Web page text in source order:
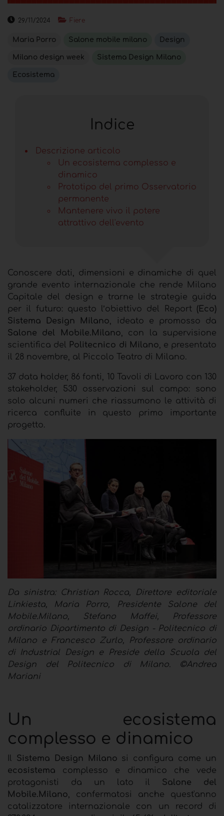
29/11/2024 Fiere
Maria Porro Salone mobile milano Design
Milano design week Sistema Design Milano
Ecosistema
Indice
Descrizione articolo
Un ecosistema complesso e
dinamico
Prototipo del primo Osservatorio
permanente
Mantenere vivo il potere
attrattivo dell'evento
Conoscere dati, dimensioni e dinamiche di quel
grande evento internazionale che rende Milano
Capitale del design e trarne le strategie guida
per il futuro: questo l’obiettivo del Report (Eco)
Sistema Design Milano, ideato e promosso da
Salone del Mobile.Milano, con la supervisione
scientifica del Politecnico di Milano, e presentato
il 28 novembre, al Piccolo Teatro di Milano.
37 data holder, 86 fonti, 10 Tavoli di Lavoro con 130
stakeholder, 530 osservazioni sul campo: sono
solo alcuni numeri che riassumono le attività di
ricerca confluite in questo primo importante
progetto.
Da sinistra: Christian Rocca, Direttore editoriale
Linkiesta, Maria Porro, Presidente Salone del
Mobile.Milano, Stefano Maffei, Professore
ordinario Dipartimento di Design - Politecnico di
Milano e Francesco Zurlo, Professore ordinario
di Industrial Design e Preside della Scuola del
Design del Politecnico di Milano. ©Andrea
Mariani
Un ecosistema
complesso e dinamico
Sistema Design Milano si configura come un
ecosistema complesso e dinamico che vede
protagonisti da un lato il Salone del
Mobile.Milano , confermatosi anche quest'anno
catalizzatore internazionale con un record di